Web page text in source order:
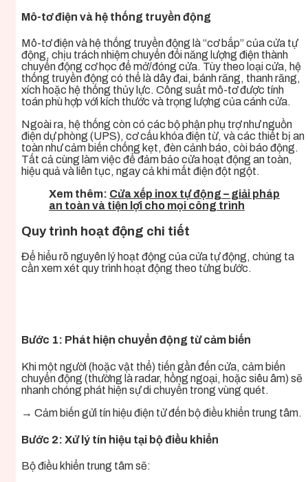
Mô-tơ điện và hệ thống truyền động
Mô-tơ điện và hệ thống truyền động là “cơ bắp” của cửa tự
động, chịu trách nhiệm chuyển đổi năng lượng điện thành
chuyển động cơ học để mở/đóng cửa. Tùy theo loại cửa, hệ
thống truyền động có thể là dây đai, bánh răng, thanh răng,
xích hoặc hệ thống thủy lực. Công suất mô-tơ được tính
toán phù hợp với kích thước và trọng lượng của cánh cửa.
Ngoài ra, hệ thống còn có các bộ phận phụ trợ như nguồn
điện dự phòng (UPS), cơ cấu khóa điện từ, và các thiết bị an
toàn như cảm biến chống kẹt, đèn cảnh báo, còi báo động.
Tất cả cùng làm việc để đảm bảo cửa hoạt động an toàn,
hiệu quả và liên tục, ngay cả khi mất điện đột ngột.
Xem thêm: Cửa xếp inox tự động – giải pháp
an toàn và tiện lợi cho mọi công trình
Quy trình hoạt động chi tiết
Để hiểu rõ nguyên lý hoạt động của cửa tự động, chúng ta
cần xem xét quy trình hoạt động theo từng bước.
Bước 1: Phát hiện chuyển động từ cảm biến
Khi một người (hoặc vật thể) tiến gần đến cửa, cảm biến
chuyển động (thường là radar, hồng ngoại, hoặc siêu âm) sẽ
nhanh chóng phát hiện sự di chuyển trong vùng quét.
→ Cảm biến gửi tín hiệu điện tử đến bộ điều khiển trung tâm.
Bước 2: Xử lý tín hiệu tại bộ điều khiển
Bộ điều khiển trung tâm sẽ: